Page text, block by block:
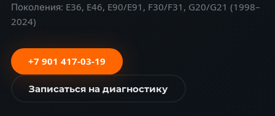
Поколения: E36, E46, E90/E91, F30/F31, G20/G21 (1998–
2024)
+7 901 417-03-19
Записаться на диагностику